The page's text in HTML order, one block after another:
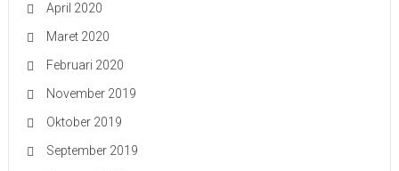
April 2020
Maret 2020
Februari 2020
November 2019
Oktober 2019
September 2019